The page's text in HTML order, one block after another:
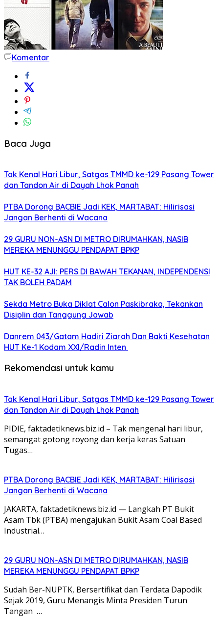
Komentar
Baca Juga
Tak Kenal Hari Libur, Satgas TMMD ke-129 Pasang Tower
dan Tandon Air di Dayah Lhok Panah
PTBA Dorong BACBIE Jadi KEK, MARTABAT: Hilirisasi
Jangan Berhenti di Wacana
29 GURU NON-ASN DI METRO DIRUMAHKAN, NASIB
MEREKA MENUNGGU PENDAPAT BPKP
HUT KE-32 AJI: PERS DI BAWAH TEKANAN, INDEPENDENSI
TAK BOLEH PADAM
Sekda Metro Buka Diklat Calon Paskibraka, Tekankan
Disiplin dan Tanggung Jawab
Danrem 043/Gatam Hadiri Ziarah Dan Bakti Kesehatan
HUT Ke-1 Kodam XXI/Radin Inten
Rekomendasi untuk kamu
Tak Kenal Hari Libur, Satgas TMMD ke-129 Pasang Tower
dan Tandon Air di Dayah Lhok Panah
PIDIE, faktadetiknews.biz.id – Tak mengenal hari libur,
semangat gotong royong dan kerja keras Satuan
Tugas…
PTBA Dorong BACBIE Jadi KEK, MARTABAT: Hilirisasi
Jangan Berhenti di Wacana
JAKARTA, faktadetiknews.biz.id — Langkah PT Bukit
Asam Tbk (PTBA) mengajukan Bukit Asam Coal Based
Industrial…
29 GURU NON-ASN DI METRO DIRUMAHKAN, NASIB
MEREKA MENUNGGU PENDAPAT BPKP
Sudah Ber-NUPTK, Bersertifikat dan Terdata Dapodik
Sejak 2019, Guru Menangis Minta Presiden Turun
Tangan …